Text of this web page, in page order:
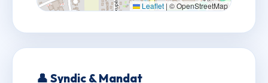
Leaflet | © OpenStreetMap
👤 Syndic & Mandat